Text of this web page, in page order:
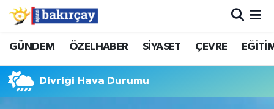
GÜNDEM ÖZELHABER SİYASET ÇEVRE
Divriği Hava Durumu
İzmir Nöbetçi Eczaneler
İzmir Hava Durumu